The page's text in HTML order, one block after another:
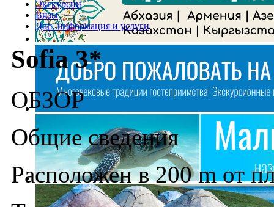
Экскурсии
Визы
Доп. информация и услуги
Sofia 3*
ОБЗОР
Общие сведения
Расположен в 200 m от